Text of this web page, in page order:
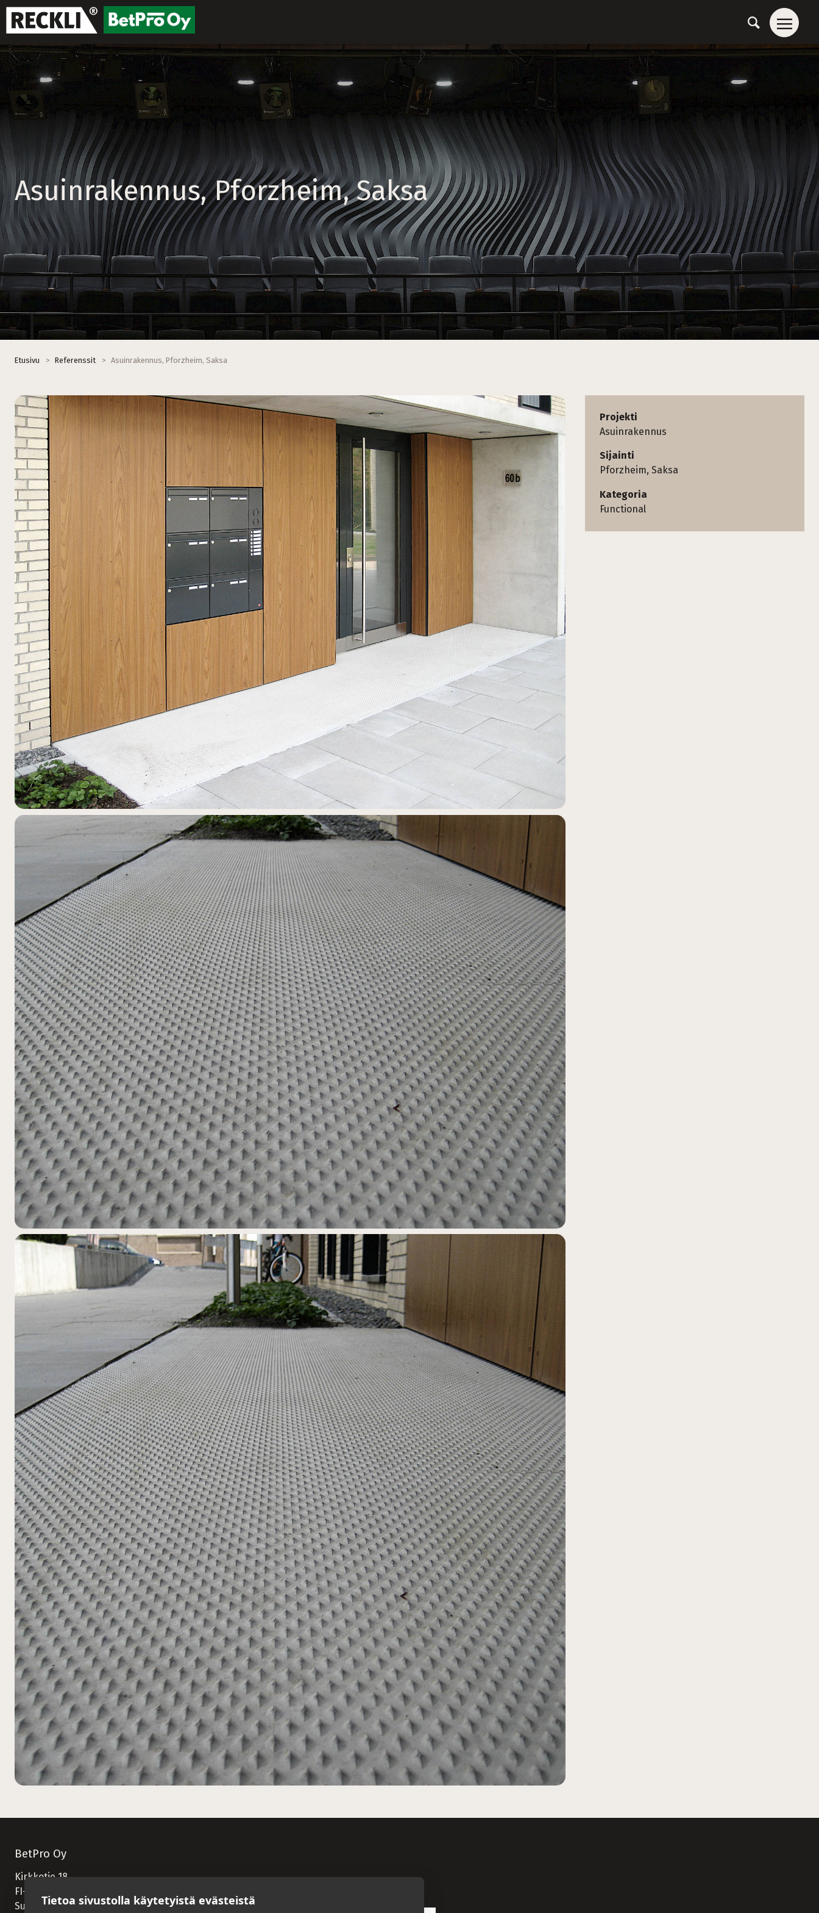
Tietoa sivustolla käytetyistä evästeistä
Asuinrakennus, Pforzheim, Saksa
Etusivu > Referenssit > Asuinrakennus, Pforzheim, Saksa
Projekti
Asuinrakennus
Sijainti
Pforzheim, Saksa
Kategoria
Functional
BetPro Oy
Kirkkotie 18
FI-82900 Ilomantsi
Suomi